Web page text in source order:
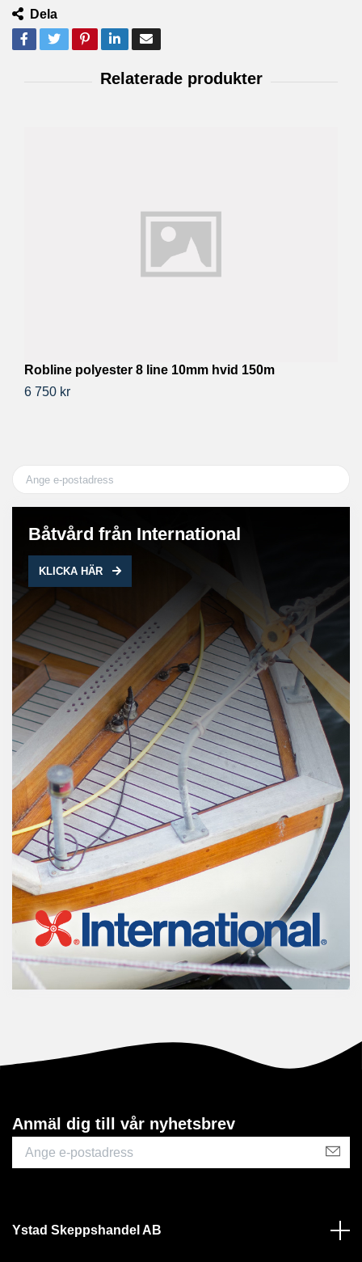
Båtvård från International
KLICKA HÄR
Dela
Robline polyester 8 line 10mm hvid 150m
6 750 kr
Anmäl dig till vår nyhetsbrev
Ystad Skeppshandel AB